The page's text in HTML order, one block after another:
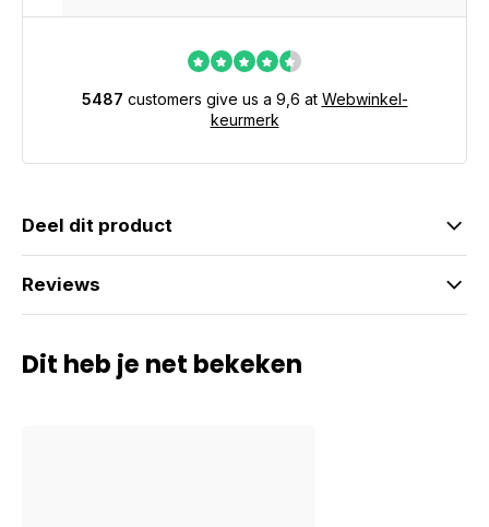
5487 customers give us a 9,6 at Webwinkel-
keurmerk
Deel dit product
Reviews
Dit heb je net bekeken